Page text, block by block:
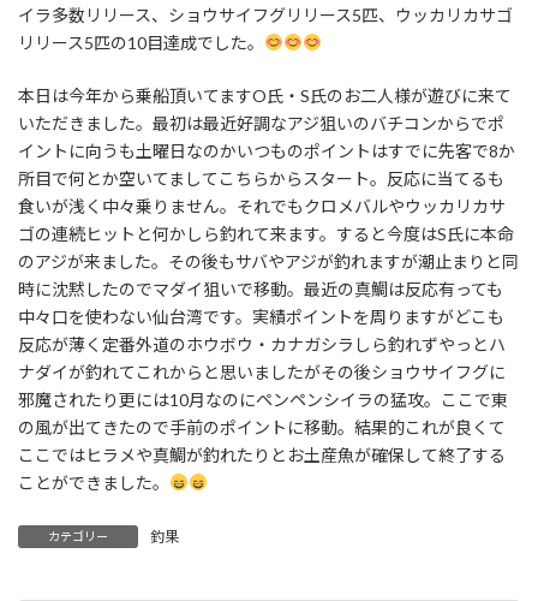
イラ多数リリース、ショウサイフグリリース5匹、ウッカリカサゴ
リリース5匹の10目達成でした。
本日は今年から乗船頂いてますO氏・S氏のお二人様が遊びに来て
いただきました。最初は最近好調なアジ狙いのバチコンからでポ
イントに向うも土曜日なのかいつものポイントはすでに先客で8か
所目で何とか空いてましてこちらからスタート。反応に当てるも
食いが浅く中々乗りません。それでもクロメバルやウッカリカサ
ゴの連続ヒットと何かしら釣れて来ます。すると今度はS氏に本命
のアジが来ました。その後もサバやアジが釣れますが潮止まりと同
時に沈黙したのでマダイ狙いで移動。最近の真鯛は反応有っても
中々口を使わない仙台湾です。実績ポイントを周りますがどこも
反応が薄く定番外道のホウボウ・カナガシラしら釣れずやっとハ
ナダイが釣れてこれからと思いましたがその後ショウサイフグに
邪魔されたり更には10月なのにペンペンシイラの猛攻。ここで東
の風が出てきたので手前のポイントに移動。結果的これが良くて
ここではヒラメや真鯛が釣れたりとお土産魚が確保して終了する
ことができました。
カテゴリー 釣果